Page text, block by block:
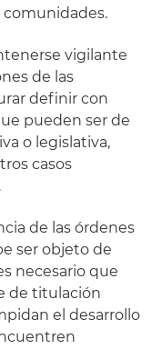
comunidades.
vigilante
de las
definir con
pueden ser de
o legislativa,
casos
de las órdenes
ser objeto de
necesario que
de titulación
el desarrollo